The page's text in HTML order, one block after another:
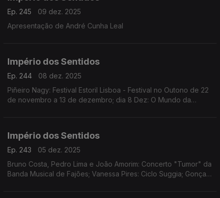
Ep. 245
09 dez. 2025
Apresentação de André Cunha Leal
Império dos Sentidos
Ep. 244
08 dez. 2025
Piñeiro Nagy: Festival Estoril Lisboa - Festival no Outono de 22
de novembro a 13 de dezembro; dia 8 Dez: O Mundo da
Império dos Sentidos
Ep. 243
05 dez. 2025
Bruno Costa, Pedro Lima e João Amorim: Concerto "Tumor" da
Banda Musical de Fajões; Vanessa Pires: Ciclo Suggia; Gonçalo